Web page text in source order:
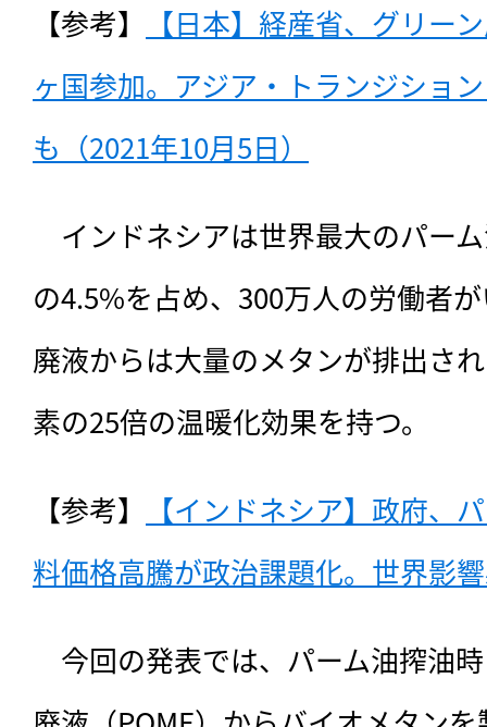
【参考】
【日本】経産省、グリー
ヶ国参加。アジア・トランジショ
も（2021年10月5日）
インドネシアは世界最大のパー
の4.5%を占め、300万人の労働者
廃液からは大量のメタンが排出さ
素の25倍の温暖化効果を持つ。
【参考】
【インドネシア】政府、
料価格高騰が政治課題化。世界影
今回の発表では、パーム油搾油